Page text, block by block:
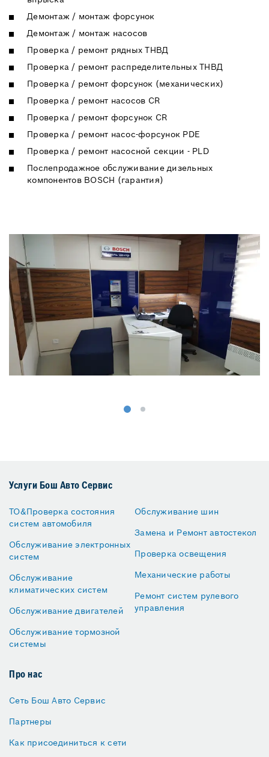
Демонтаж / монтаж форсунок
Демонтаж / монтаж насосов
Проверка / ремонт рядных ТНВД
Проверка / ремонт распределительных ТНВД
Проверка / ремонт форсунок (механических)
Проверка / ремонт насосов CR
Проверка / ремонт форсунок CR
Проверка / ремонт насос-форсунок PDE
Проверка / ремонт насосной секции - PLD
Послепродажное обслуживание дизельных
компонентов BOSCH (гарантия)
Услуги Бош Авто Сервис
ТО&Проверка состояния
систем автомобиля
Обслуживание электронных
систем
Обслуживание
климатических систем
Обслуживание двигателей
Обслуживание тормозной
системы
Обслуживание шин
Замена и Ремонт автостекол
Проверка освещения
Механические работы
Ремонт систем рулевого
управления
Про нас
Сеть Бош Авто Сервис
Партнеры
Как присоединиться к сети